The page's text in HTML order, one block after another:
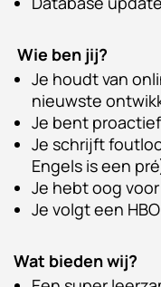
Wie ben jij?
Je houdt van
nieuwste
Je bent proactief
Je schrijft
Engels is een
Je hebt oog
Je volgt een
Wat bieden wij?